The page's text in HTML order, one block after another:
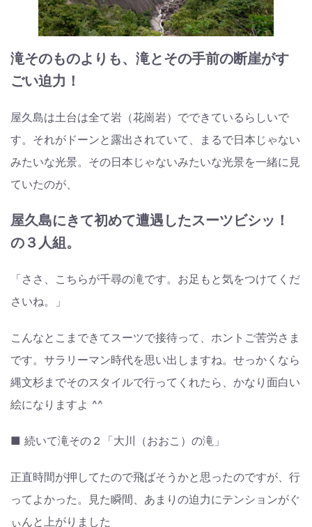
滝そのものよりも、滝とその手前の断崖がす
ごい迫力！
屋久島は土台は全て岩（花崗岩）でできているらしいで
す。それがドーンと露出されていて、まるで日本じゃない
みたいな光景。その日本じゃないみたいな光景を一緒に見
ていたのが、
屋久島にきて初めて遭遇したスーツビシッ！
の３人組。
「ささ、こちらが千尋の滝です。お足もと気をつけてくだ
さいね。」
こんなとこまできてスーツで接待って、ホントご苦労さま
です。サラリーマン時代を思い出しますね。せっかくなら
縄文杉までそのスタイルで行ってくれたら、かなり面白い
絵になりますよ ^^
■ 続いて滝その２「大川（おおこ）の滝」
正直時間が押してたので飛ばそうかと思ったのですが、行
ってよかった。見た瞬間、あまりの迫力にテンションがぐ
ぃんと上がりました